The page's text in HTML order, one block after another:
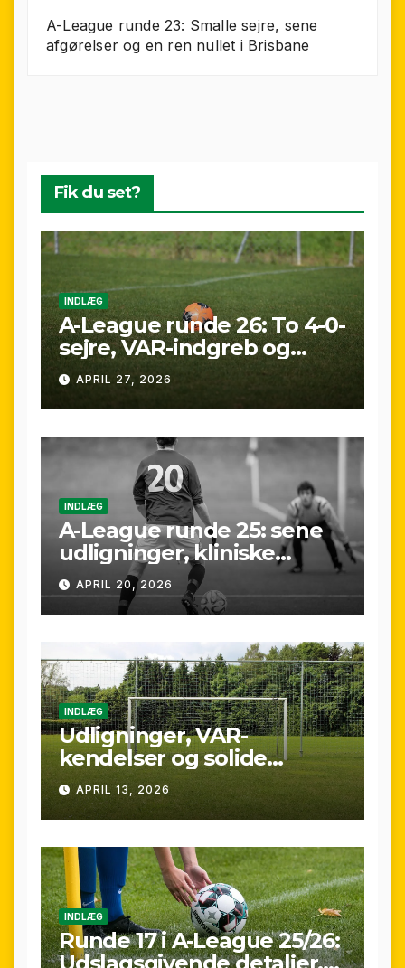
A-League runde 23: Smalle sejre, sene
afgørelser og en ren nullet i Brisbane
Fik du set?
INDLÆG
A-League runde 26: To 4-0-
sejre, VAR-indgreb og
sene scoringer – fuld
gennemgang af
weekenden
APRIL 27, 2026
INDLÆG
A-League runde 25: sene
udligninger, kliniske
kontraster og små
marginaler
APRIL 20, 2026
INDLÆG
Udligninger, VAR-
kendelser og solide
præstationer: Overblik
over A-League runde 24
(25/26)
APRIL 13, 2026
INDLÆG
Runde 17 i A-League 25/26: